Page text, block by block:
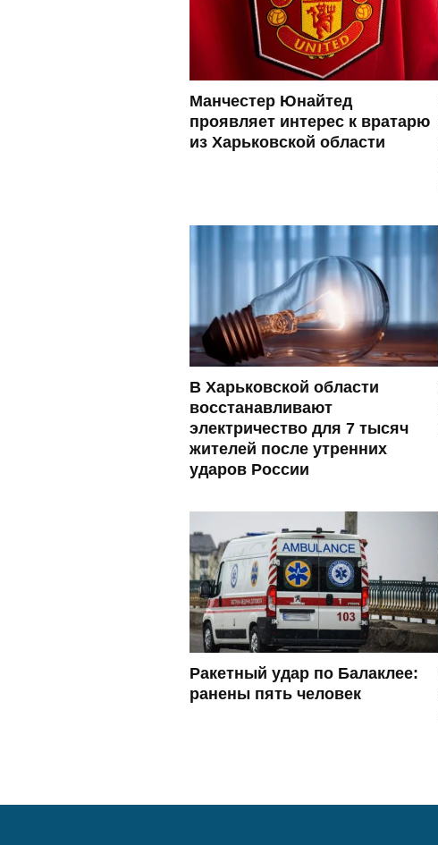
Манчестер Юнайтед
проявляет интерес к вратарю
из Харьковской области
В Харьковской области
восстанавливают
электричество для 7 тысяч
жителей после утренних
ударов России
Ракетный удар по Балаклее:
ранены пять человек